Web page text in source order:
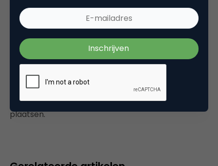
zie het nu pas, 65 miljoen???
28 augustus 2003 om 12:50
Plaats reactie
Je moetingelogd zijn opom een reactie te
plaatsen.